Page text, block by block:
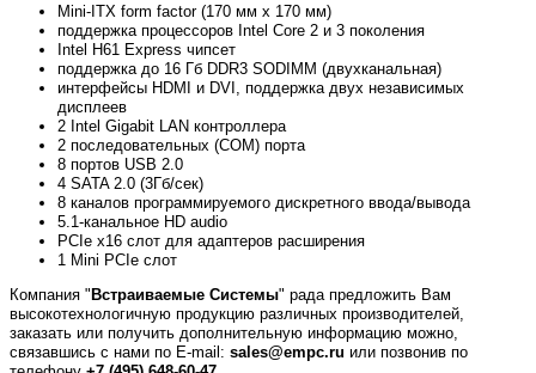
Mini-ITX form factor (170 мм x 170 мм)
поддержка процессоров Intel Core 2 и 3 поколения
Intel H61 Express чипсет
поддержка до 16 Гб DDR3 SODIMM (двухканальная)
интерфейсы HDMI и DVI, поддержка двух независимых
дисплеев
2 Intel Gigabit LAN контроллера
2 последовательных (COM) порта
8 портов USB 2.0
4 SATA 2.0 (3Гб/сек)
8 каналов программируемого дискретного ввода/вывода
5.1-канальное HD audio
PCIe x16 слот для адаптеров расширения
1 Mini PCIe слот
Компания " Встраиваемые Системы" рада предложить Вам
высокотехнологичную продукцию различных производителей,
заказать или получить дополнительную информацию можно,
связавшись с нами по E-mail: sales@empc.ru или позвонив по